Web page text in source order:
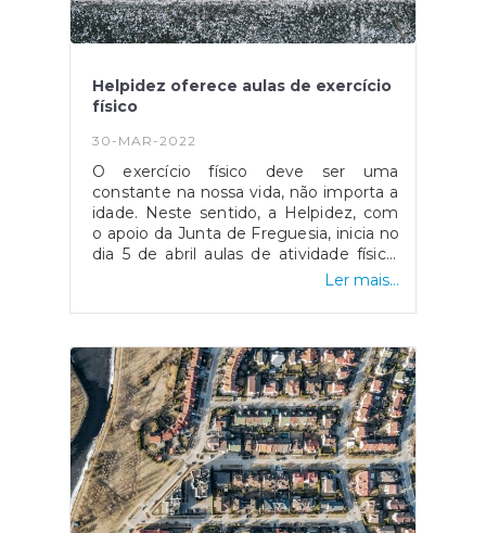
Kyym. Um enorme obrigada por
fazerem parte destes
momentos. Vamos continuar a celebrar
Helpidez oferece aulas de exercício
físico
30-MAR-2022
O exercício físico deve ser uma
constante na nossa vida, não importa a
idade. Neste sentido, a Helpidez, com
o apoio da Junta de Freguesia, inicia no
dia 5 de abril aulas de atividade física.
Esta iniciativa é completamente
sénior da freguesia ou reformados.As
sextas-feiras, às 16h50, na Junta de
Freguesia de Fornelos.A Helpidez é
uma entidade que tem como objetivo
organizar, implementar e gerir
atividades desportivas, focadas no
Fitness, Ginástica Sénior, Atividades
Aquáticas e aulas de Educação Física,
dinamizando desta forma espaços
desportivos.
Ler mais...